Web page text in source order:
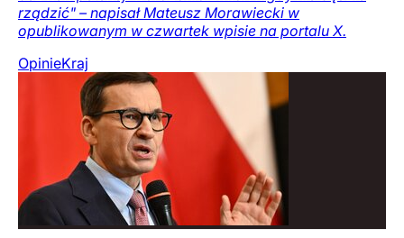
rządzić" – napisał Mateusz Morawiecki w
opublikowanym w czwartek wpisie na portalu X.
OpinieKraj